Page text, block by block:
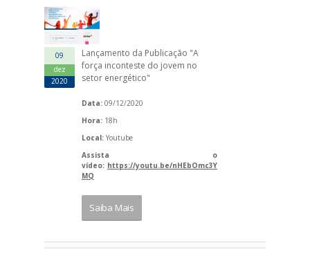
09
dez
2020
Lançamento da Publicação "A
força inconteste do jovem no
setor energético"
Data: 09/12/2020
Hora: 18h
Local: Youtube
Assista o
vídeo: https://youtu.be/nHEbOmc3Y
MQ
Saiba Mais